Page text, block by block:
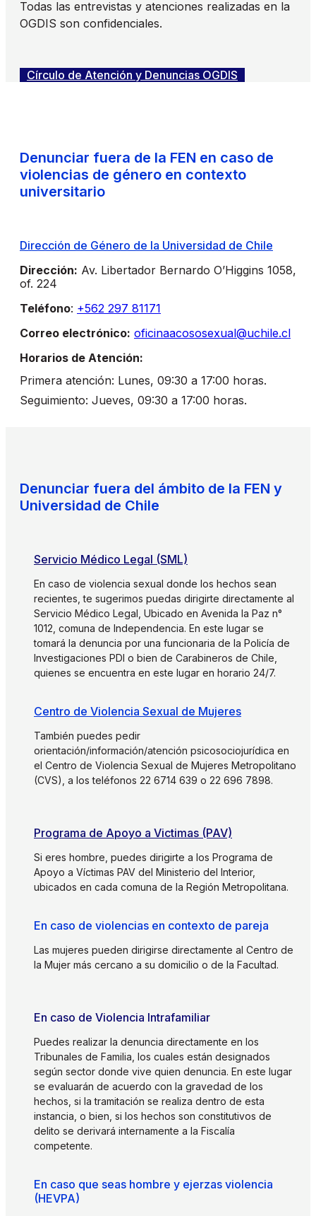
Todas las entrevistas y atenciones realizadas en la
OGDIS son confidenciales.
Círculo de Atención y Denuncias OGDIS
Denunciar fuera de la FEN en caso de
violencias de género en contexto
universitario
Dirección de Género de la Universidad de Chile
Dirección: Av. Libertador Bernardo O’Higgins 1058,
of. 224
Teléfono: +562 297 81171
Correo electrónico: oficinaacososexual@uchile.cl
Horarios de Atención:
Primera atención: Lunes, 09:30 a 17:00 horas.
Seguimiento: Jueves, 09:30 a 17:00 horas.
Denunciar fuera del ámbito de la FEN y
Universidad de Chile
Servicio Médico Legal (SML)
En caso de violencia sexual donde los hechos sean
recientes, te sugerimos puedas dirigirte directamente al
Servicio Médico Legal, Ubicado en Avenida la Paz n°
1012, comuna de Independencia. En este lugar se
tomará la denuncia por una funcionaria de la Policía de
Investigaciones PDI o bien de Carabineros de Chile,
quienes se encuentra en este lugar en horario 24/7.
Centro de Violencia Sexual de Mujeres
También puedes pedir
orientación/información/atención psicosociojurídica en
el Centro de Violencia Sexual de Mujeres Metropolitano
(CVS), a los teléfonos 22 6714 639 o 22 696 7898.
Programa de Apoyo a Victimas (PAV)
Si eres hombre, puedes dirigirte a los Programa de
Apoyo a Víctimas PAV del Ministerio del Interior,
ubicados en cada comuna de la Región Metropolitana.
En caso de violencias en contexto de pareja
Las mujeres pueden dirigirse directamente al Centro de
la Mujer más cercano a su domicilio o de la Facultad.
En caso de Violencia Intrafamiliar
Puedes realizar la denuncia directamente en los
Tribunales de Familia, los cuales están designados
según sector donde vive quien denuncia. En este lugar
se evaluarán de acuerdo con la gravedad de los
hechos, si la tramitación se realiza dentro de esta
instancia, o bien, si los hechos son constitutivos de
delito se derivará internamente a la Fiscalía
competente.
En caso que seas hombre y ejerzas violencia
(HEVPA)